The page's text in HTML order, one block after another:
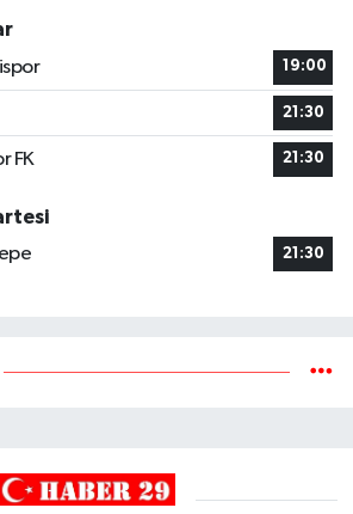
19:00
21:30
FK 21:30
21:30